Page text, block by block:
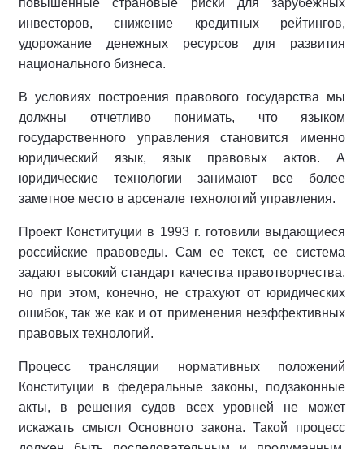
повышенные страновые риски для зарубежных
инвесторов, снижение кредитных рейтингов,
удорожание денежных ресурсов для развития
национального бизнеса.
В условиях построения правового государства мы
должны отчетливо понимать, что языком
государственного управления становится именно
юридический язык, язык правовых актов. А
юридические технологии занимают все более
заметное место в арсенале технологий управления.
Проект Конституции в 1993 г. готовили выдающиеся
российские правоведы. Сам ее текст, ее система
задают высокий стандарт качества правотворчества,
но при этом, конечно, не страхуют от юридических
ошибок, так же как и от применения неэффективных
правовых технологий.
Процесс трансляции нормативных положений
Конституции в федеральные законы, подзаконные
акты, в решения судов всех уровней не может
искажать смысл Основного закона. Такой процесс